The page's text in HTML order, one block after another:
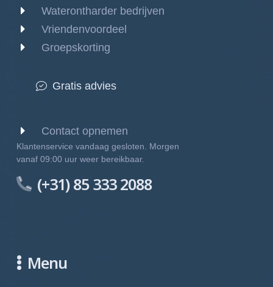
Waterontharder bedrijven
Vriendenvoordeel
Groepskorting
Gratis advies
Contact opnemen
Klantenservice vandaag gesloten. Morgen
vanaf 09:00 uur weer bereikbaar.
(+31) 85 333 2088
Menu